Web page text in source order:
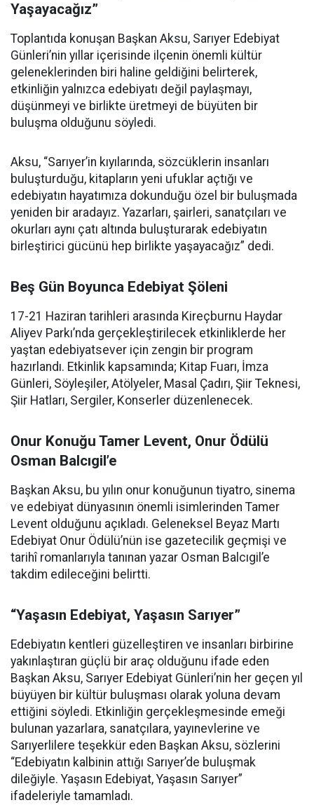
Yaşayacağız”
Toplantıda konuşan Başkan Aksu, Sarıyer Edebiyat
Günleri’nin yıllar içerisinde ilçenin önemli kültür
geleneklerinden biri haline geldiğini belirterek,
etkinliğin yalnızca edebiyatı değil paylaşmayı,
düşünmeyi ve birlikte üretmeyi de büyüten bir
buluşma olduğunu söyledi.
Aksu, “Sarıyer’in kıyılarında, sözcüklerin insanları
buluşturduğu, kitapların yeni ufuklar açtığı ve
edebiyatın hayatımıza dokunduğu özel bir buluşmada
yeniden bir aradayız. Yazarları, şairleri, sanatçıları ve
okurları aynı çatı altında buluşturarak edebiyatın
birleştirici gücünü hep birlikte yaşayacağız” dedi.
Beş Gün Boyunca Edebiyat Şöleni
17-21 Haziran tarihleri arasında Kireçburnu Haydar
Aliyev Parkı’nda gerçekleştirilecek etkinliklerde her
yaştan edebiyatsever için zengin bir program
hazırlandı. Etkinlik kapsamında; Kitap Fuarı, İmza
Günleri, Söyleşiler, Atölyeler, Masal Çadırı, Şiir Teknesi,
Şiir Hatları, Sergiler, Konserler düzenlenecek.
Onur Konuğu Tamer Levent, Onur Ödülü
Osman Balcıgil’e
Başkan Aksu, bu yılın onur konuğunun tiyatro, sinema
ve edebiyat dünyasının önemli isimlerinden Tamer
Levent olduğunu açıkladı. Geleneksel Beyaz Martı
Edebiyat Onur Ödülü’nün ise gazetecilik geçmişi ve
tarihî romanlarıyla tanınan yazar Osman Balcıgil’e
takdim edileceğini belirtti.
“Yaşasın Edebiyat, Yaşasın Sarıyer”
Edebiyatın kentleri güzelleştiren ve insanları birbirine
yakınlaştıran güçlü bir araç olduğunu ifade eden
Başkan Aksu, Sarıyer Edebiyat Günleri’nin her geçen yıl
büyüyen bir kültür buluşması olarak yoluna devam
ettiğini söyledi. Etkinliğin gerçekleşmesinde emeği
bulunan yazarlara, sanatçılara, yayınevlerine ve
Sarıyerlilere teşekkür eden Başkan Aksu, sözlerini
“Edebiyatın kalbinin attığı Sarıyer’de buluşmak
dileğiyle. Yaşasın Edebiyat, Yaşasın Sarıyer”
ifadeleriyle tamamladı.